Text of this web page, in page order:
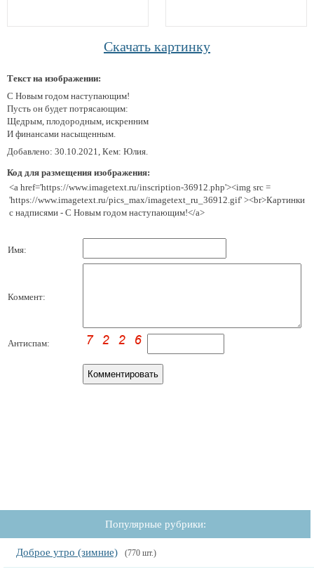
Скачать картинку
Текст на изображении:
С Новым годом наступающим!
Пусть он будет потрясающим:
Щедрым, плодородным, искренним
И финансами насыщенным.
Добавлено: 30.10.2021, Кем: Юлия.
Код для размещения изображения:
<a href='https://www.imagetext.ru/inscription-36912.php'><img src =
'https://www.imagetext.ru/pics_max/imagetext_ru_36912.gif' ><br>Картинки
с надписями - С Новым годом наступающим!</a>
Имя:
Коммент:
Антиспам:
Популярные рубрики:
Доброе утро (зимние) (770 шт.)